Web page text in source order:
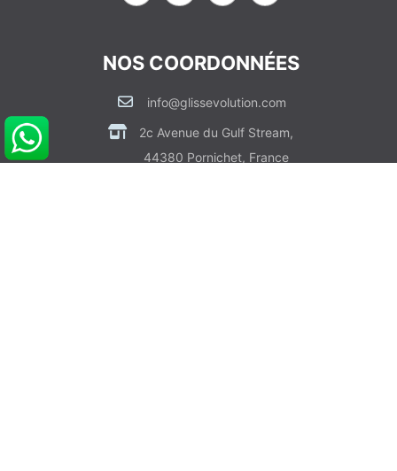
NOS COORDONNÉES
info@glissevolution.com
2c Avenue du Gulf Stream,
44380 Pornichet, France